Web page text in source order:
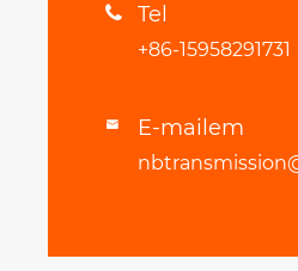
 Tel
+86-15958291731
 E-mailem